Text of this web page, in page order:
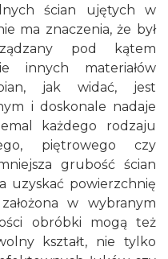
ścian ujętych w
ma znaczenia, że był
pod kątem
innych materiałów
jak widać, jest
i doskonale nadaje
każdego rodzaju
piętrowego czy
grubość ścian
uzyskać powierzchnię
w wybranym
obróbki mogą też
kształt, nie tylko